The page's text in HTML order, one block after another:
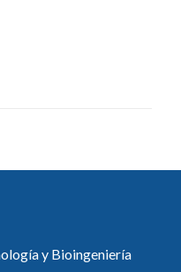
y Bioingeniería